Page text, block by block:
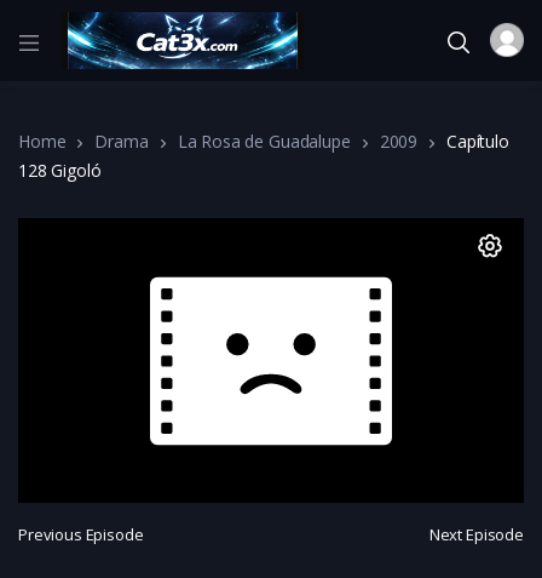
Home Drama La Rosa de Guadalupe 2009
Capítulo
128 Gigoló
Previous Episode Next Episode